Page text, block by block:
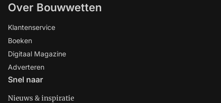
Over Bouwwetten
Klantenservice
Boeken
Digitaal Magazine
Adverteren
Snel naar
Nieuws & inspiratie